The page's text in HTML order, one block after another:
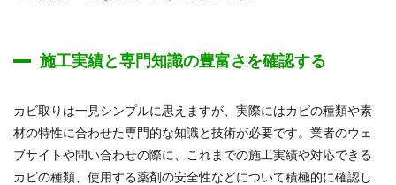
施工実績と専門知識の豊富さを確認する
カビ取りは一見シンプルに思えますが、実際にはカビの種類や素
材の特性に合わせた専門的な知識と技術が必要です。業者のウェ
ブサイトや問い合わせの際に、これまでの施工実績や対応できる
カビの種類、使用する薬剤の安全性などについて積極的に確認し